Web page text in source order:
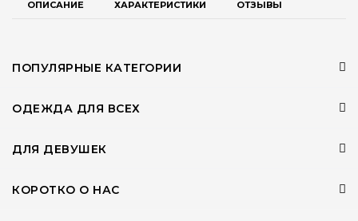
ОПИСАНИЕ ХАРАКТЕРИСТИКИ ОТЗЫВЫ
ПОПУЛЯРНЫЕ КАТЕГОРИИ
ОДЕЖДА ДЛЯ ВСЕХ
ДЛЯ ДЕВУШЕК
КОРОТКО О НАС